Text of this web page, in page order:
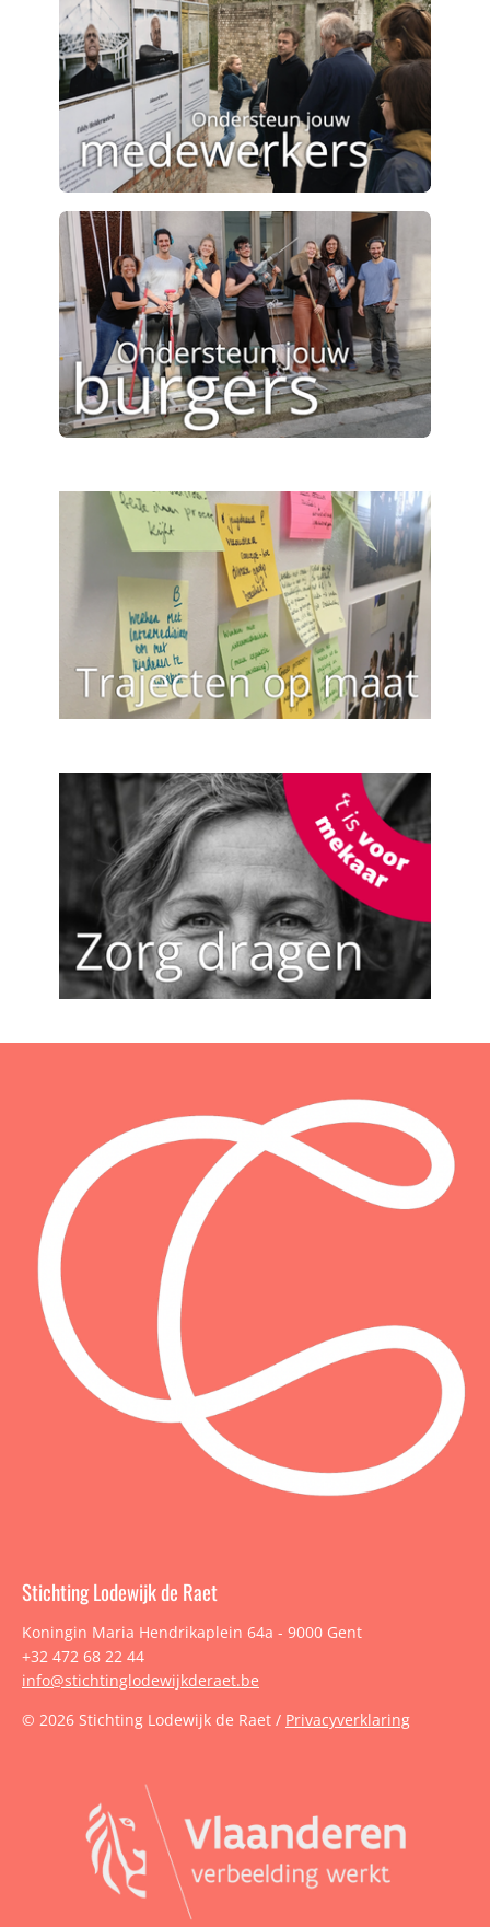
Stichting Lodewijk de Raet
Koningin Maria Hendrikaplein 64a - 9000 Gent
+32 472 68 22 44
info@stichtinglodewijkderaet.be
© 2026 Stichting Lodewijk de Raet / Privacyverklaring